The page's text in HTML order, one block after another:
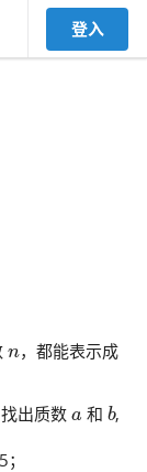
登入
，都能表示成
出质数 和 b,